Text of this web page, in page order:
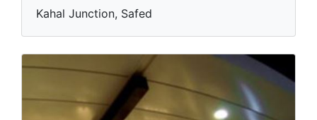
Kahal Junction, Safed